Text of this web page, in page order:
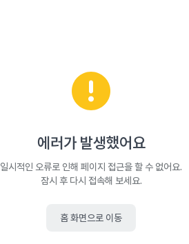
에러가 발생했어요
일시적인 오류로 인해 페이지 접근을 할 수 없어요.
잠시 후 다시 접속해 보세요.
홈 화면으로 이동